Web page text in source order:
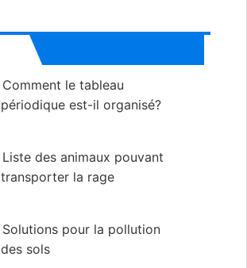
Comment le tableau
périodique est-il organisé?
Liste des animaux pouvant
transporter la rage
Solutions pour la pollution
des sols